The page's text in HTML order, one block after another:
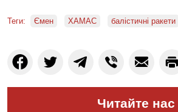
Теги: Ємен ХАМАС балістичні ракети
Читайте нас